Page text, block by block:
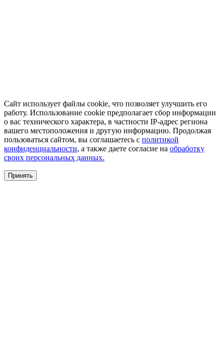
Сайт использует файлы cookie, что позволяет улучшить его
работу. Использование cookie предполагает сбор информации
о вас технического характера, в частности IP-адрес региона
вашего местоположения и другую информацию. Продолжая
пользоваться сайтом, вы соглашаетесь с политикой
конфиденциальности, а также даете согласие на обработку
своих персональных данных.
Принять